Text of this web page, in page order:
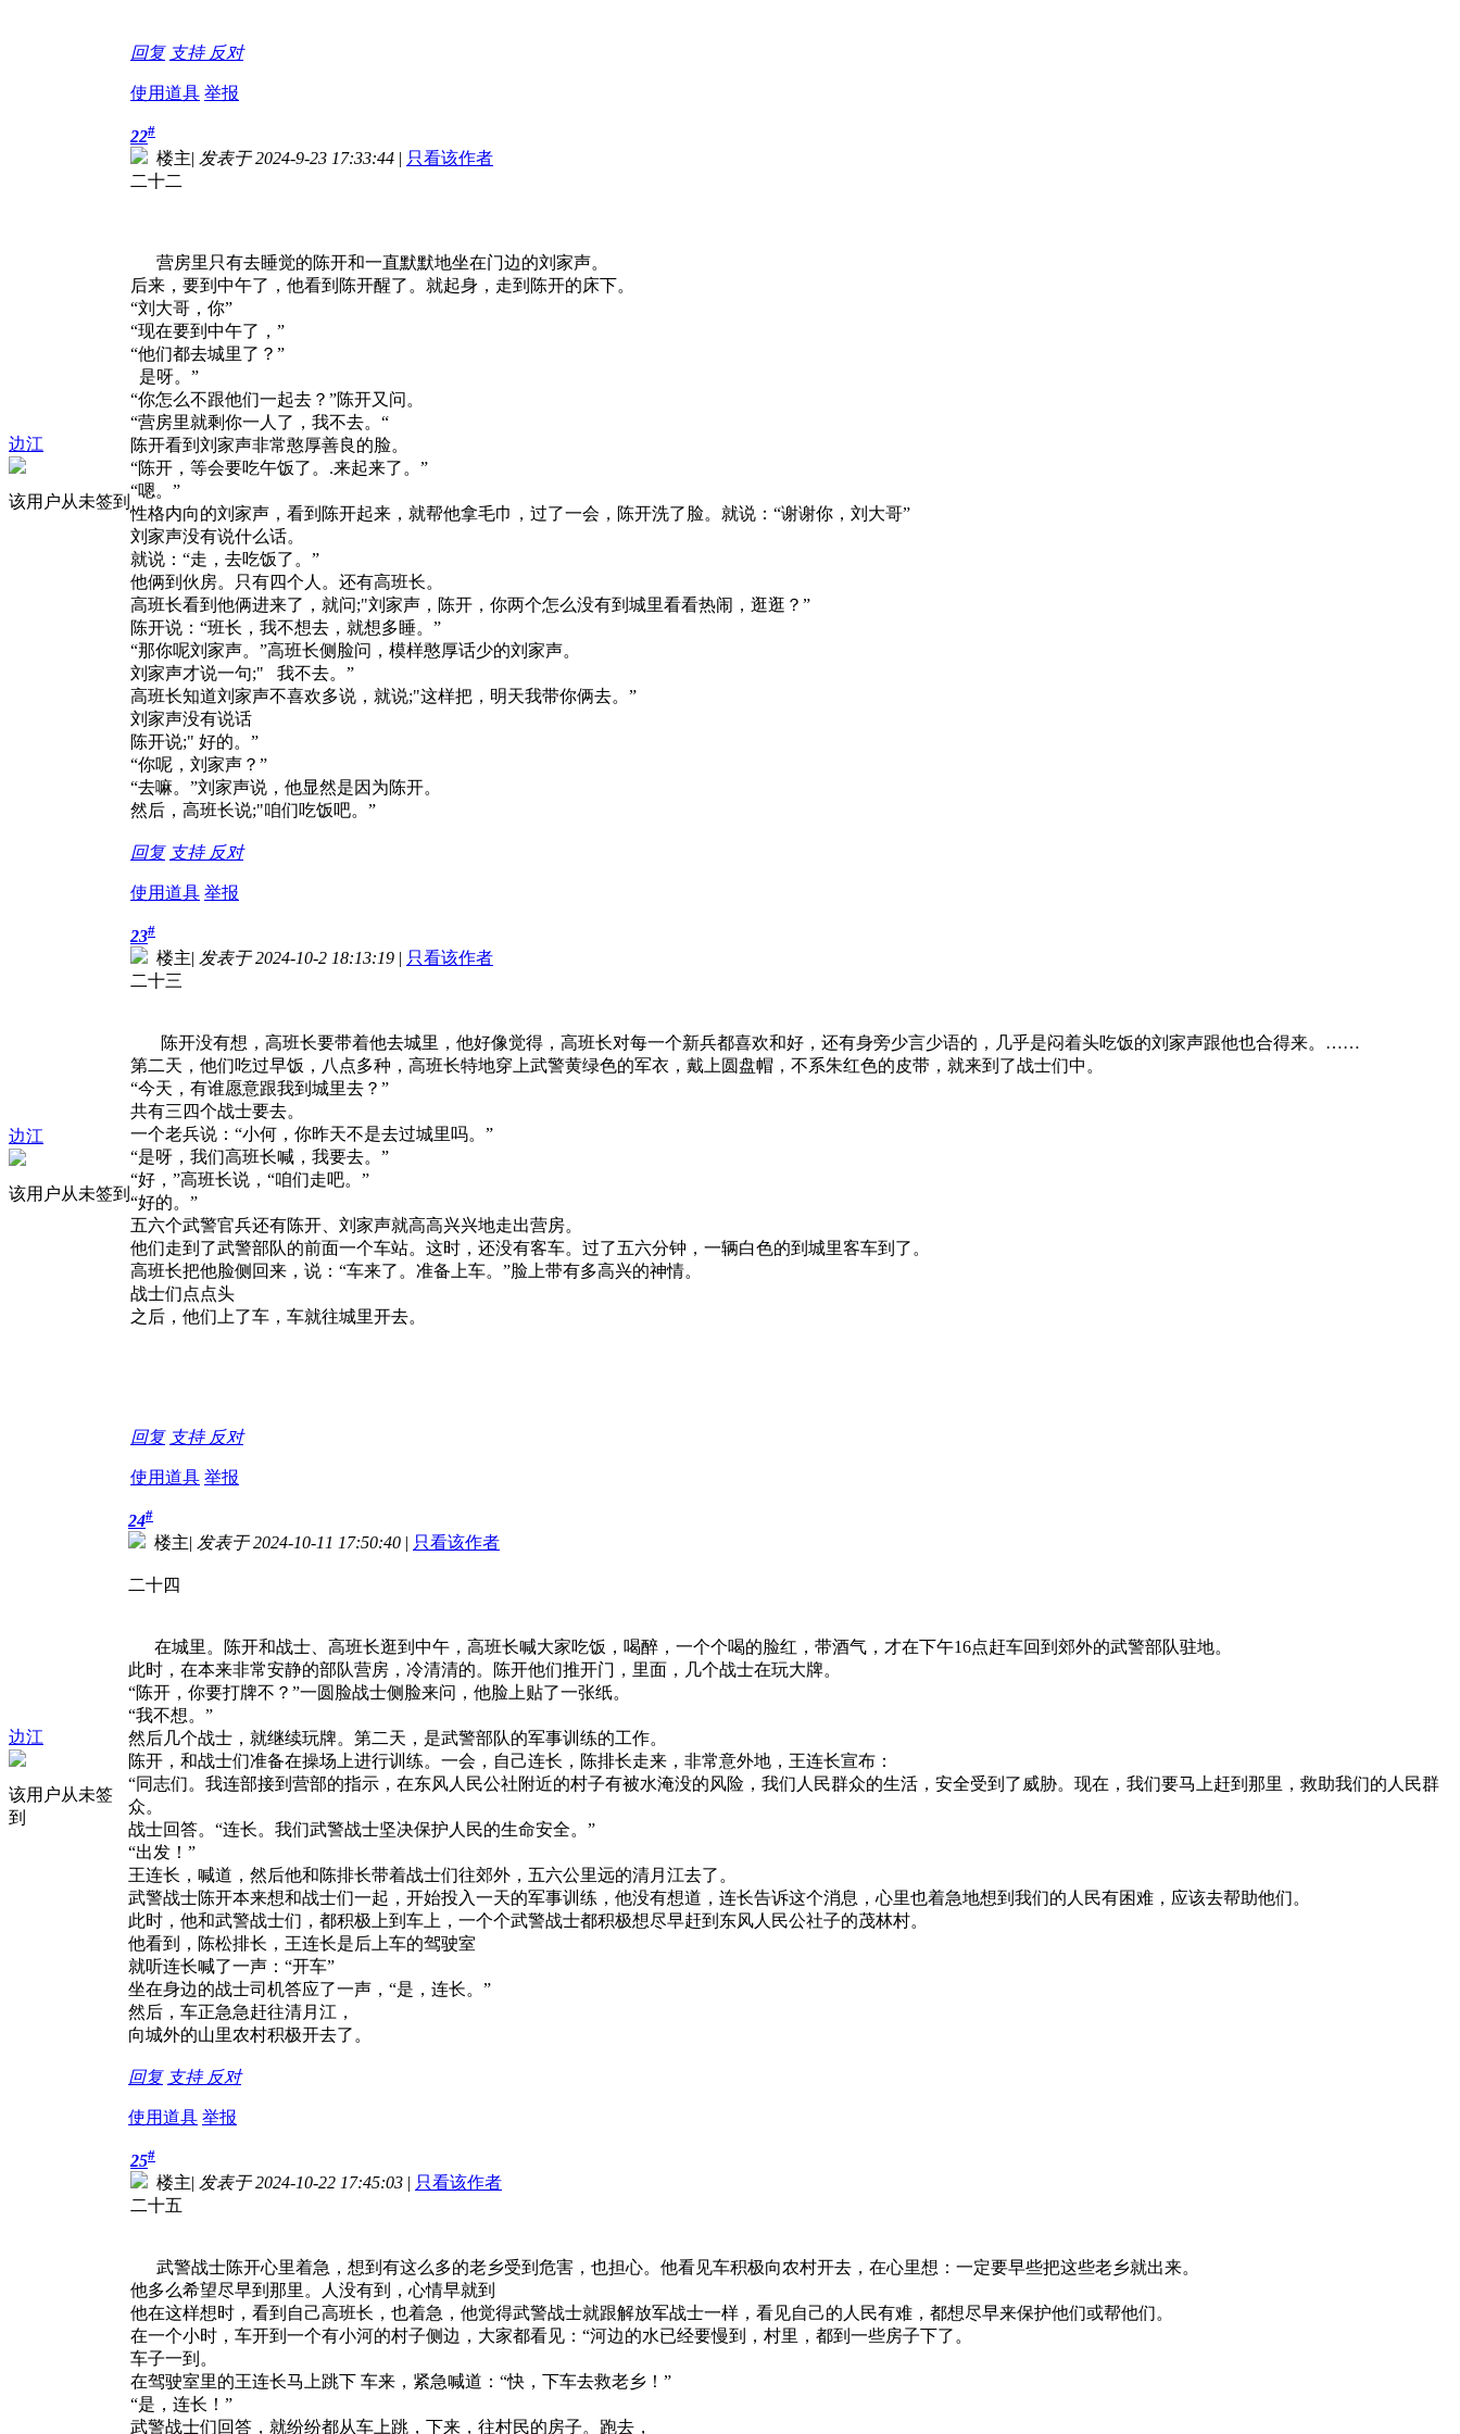
回复 支持 反对
使用道具 举报
边江
该用户从未签到
22#
楼主| 发表于 2024-9-23 17:33:44 | 只看该作者
二十二
营房里只有去睡觉的陈开和一直默默地坐在门边的刘家声。
后来，要到中午了，他看到陈开醒了。就起身，走到陈开的床下。
“刘大哥，你”
“现在要到中午了，”
“他们都去城里了？”
是呀。”
“你怎么不跟他们一起去？”陈开又问。
“营房里就剩你一人了，我不去。“
陈开看到刘家声非常憨厚善良的脸。
“陈开，等会要吃午饭了。.来起来了。”
“嗯。”
性格内向的刘家声，看到陈开起来，就帮他拿毛巾，过了一会，陈开洗了脸。就说：“谢谢你，刘大哥”
刘家声没有说什么话。
就说：“走，去吃饭了。”
他俩到伙房。只有四个人。还有高班长。
高班长看到他俩进来了，就问;"刘家声，陈开，你两个怎么没有到城里看看热闹，逛逛？”
陈开说：“班长，我不想去，就想多睡。”
“那你呢刘家声。”高班长侧脸问，模样憨厚话少的刘家声。
刘家声才说一句;" 我不去。”
高班长知道刘家声不喜欢多说，就说;"这样把，明天我带你俩去。”
刘家声没有说话
陈开说;" 好的。”
“你呢，刘家声？”
“去嘛。”刘家声说，他显然是因为陈开。
然后，高班长说;"咱们吃饭吧。”
回复 支持 反对
使用道具 举报
边江
该用户从未签到
23#
楼主| 发表于 2024-10-2 18:13:19 | 只看该作者
二十三
陈开没有想，高班长要带着他去城里，他好像觉得，高班长对每一个新兵都喜欢和好，还有身旁少言少语的，几乎是闷着头吃饭的刘家声跟他也合得来。……
第二天，他们吃过早饭，八点多种，高班长特地穿上武警黄绿色的军衣，戴上圆盘帽，不系朱红色的皮带，就来到了战士们中。
“今天，有谁愿意跟我到城里去？”
共有三四个战士要去。
一个老兵说：“小何，你昨天不是去过城里吗。”
“是呀，我们高班长喊，我要去。”
“好，”高班长说，“咱们走吧。”
“好的。”
五六个武警官兵还有陈开、刘家声就高高兴兴地走出营房。
他们走到了武警部队的前面一个车站。这时，还没有客车。过了五六分钟，一辆白色的到城里客车到了。
高班长把他脸侧回来，说：“车来了。准备上车。”脸上带有多高兴的神情。
战士们点点头
之后，他们上了车，车就往城里开去。
回复 支持 反对
使用道具 举报
边江
该用户从未签
到
24#
楼主| 发表于 2024-10-11 17:50:40 | 只看该作者
二十四
在城里。陈开和战士、高班长逛到中午，高班长喊大家吃饭，喝醉，一个个喝的脸红，带酒气，才在下午16点赶车回到郊外的武警部队驻地。
此时，在本来非常安静的部队营房，冷清清的。陈开他们推开门，里面，几个战士在玩大牌。
“陈开，你要打牌不？”一圆脸战士侧脸来问，他脸上贴了一张纸。
“我不想。”
然后几个战士，就继续玩牌。第二天，是武警部队的军事训练的工作。
陈开，和战士们准备在操场上进行训练。一会，自己连长，陈排长走来，非常意外地，王连长宣布：
“同志们。我连部接到营部的指示，在东风人民公社附近的村子有被水淹没的风险，我们人民群众的生活，安全受到了威胁。现在，我们要马上赶到那里，救助我们的人民群
众。
战士回答。“连长。我们武警战士坚决保护人民的生命安全。”
“出发！”
王连长，喊道，然后他和陈排长带着战士们往郊外，五六公里远的清月江去了。
武警战士陈开本来想和战士们一起，开始投入一天的军事训练，他没有想道，连长告诉这个消息，心里也着急地想到我们的人民有困难，应该去帮助他们。
此时，他和武警战士们，都积极上到车上，一个个武警战士都积极想尽早赶到东风人民公社子的茂林村。
他看到，陈松排长，王连长是后上车的驾驶室
就听连长喊了一声：“开车”
坐在身边的战士司机答应了一声，“是，连长。”
然后，车正急急赶往清月江，
向城外的山里农村积极开去了。
回复 支持 反对
使用道具 举报
25#
楼主| 发表于 2024-10-22 17:45:03 | 只看该作者
二十五
武警战士陈开心里着急，想到有这么多的老乡受到危害，也担心。他看见车积极向农村开去，在心里想：一定要早些把这些老乡就出来。
他多么希望尽早到那里。人没有到，心情早就到
他在这样想时，看到自己高班长，也着急，他觉得武警战士就跟解放军战士一样，看见自己的人民有难，都想尽早来保护他们或帮他们。
在一个小时，车开到一个有小河的村子侧边，大家都看见：“河边的水已经要慢到，村里，都到一些房子下了。
车子一到。
在驾驶室里的王连长马上跳下 车来，紧急喊道：“快，下车去救老乡！”
“是，连长！”
武警战士们回答，就纷纷都从车上跳，下来，往村民的房子。跑去，